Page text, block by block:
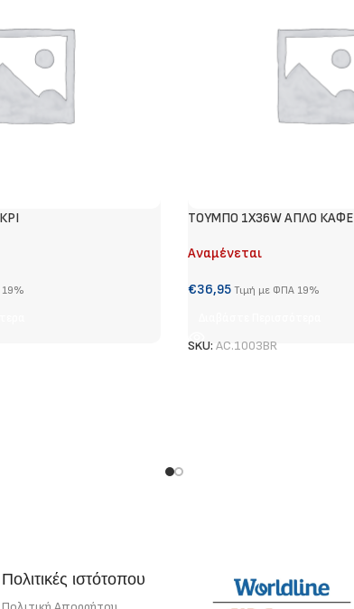
ΤΟΥΜΠΟ 1Χ36W ΑΠΛΟ ΚΑΦΕ
Αναμένεται
€36,95 Τιμή με ΦΠΑ 19%
SKU: AC.1003BR
Πολιτικές ιστότοπου